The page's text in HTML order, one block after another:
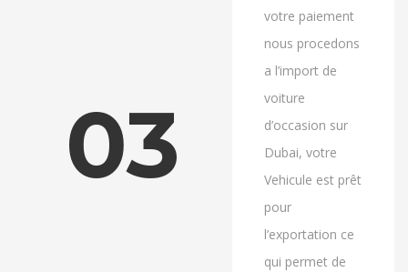
03
votre paiement
nous procedons
a l’import de
voiture
d’occasion sur
Dubai, votre
Vehicule est prêt
pour
l’exportation ce
qui permet de